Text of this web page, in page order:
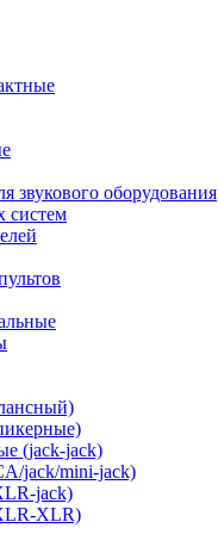
звукового оборудования
систем
(jack-jack)
jack/mini-jack)
jack)
XLR)